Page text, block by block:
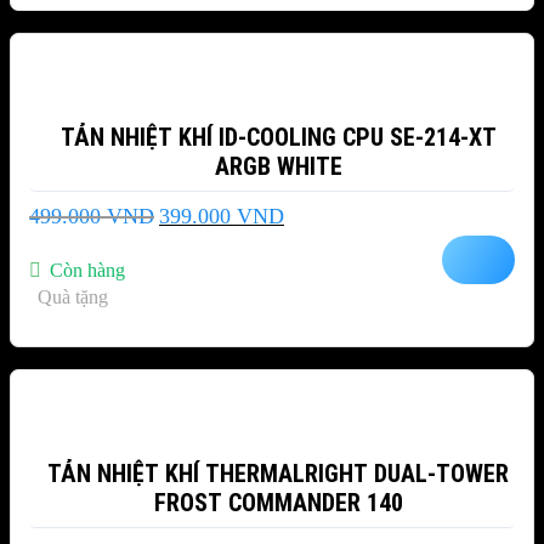
TẢN NHIỆT KHÍ ID-COOLING CPU SE-214-XT
ARGB WHITE
499.000VND Giá
399.000 VNDGiá
Còn hàng
Quà tặng
TẢN NHIỆT KHÍ THERMALRIGHT DUAL-TOWER
FROST COMMANDER 140